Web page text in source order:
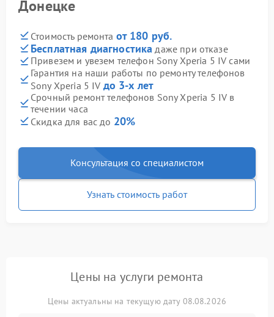
Донецке
Стоимость ремонта от 180 руб.
Бесплатная диагностика даже при отказе
Привезем и увезем телефон Sony Xperia 5 IV сами
Гарантия на наши работы по ремонту телефонов
Sony Xperia 5 IV до 3-х лет
Срочный ремонт телефонов Sony Xperia 5 IV в
течении часа
Скидка для вас до 20%
Консультация со специалистом
Узнать стоимость работ
Цены на услуги ремонта
Цены актуальны на текущую дату 08.08.2026